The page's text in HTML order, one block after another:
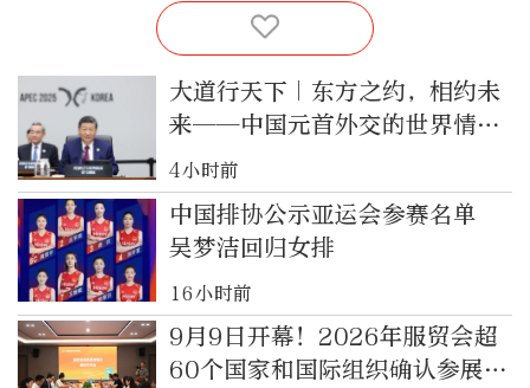
大道行天下｜东方之约，相约未
来——中国元首外交的世界情怀
与大国气派
4小时前
中国排协公示亚运会参赛名单
吴梦洁回归女排
16小时前
9月9日开幕！2026年服贸会超
60个国家和国际组织确认参展参